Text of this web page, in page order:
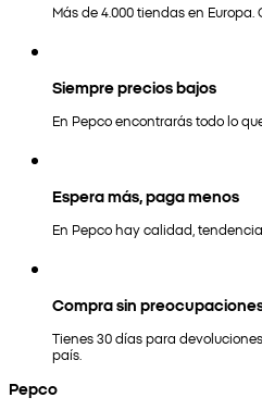
Más de 4.000 tiendas en
Siempre precios bajos
En Pepco encontrarás todo lo
Espera más, paga menos
En Pepco hay calidad,
Compra sin
Tienes 30 días para
país.
Pepco